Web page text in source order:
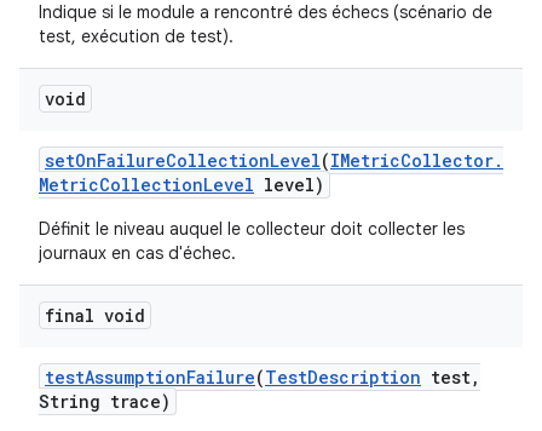
Indique si le module a rencontré des échecs (scénario de
test, exécution de test).
void
setOnFailureCollectionLevel(IMetricCollector.
MetricCollectionLevel level)
Définit le niveau auquel le collecteur doit collecter les
journaux en cas d'échec.
final void
testAssumptionFailure(TestDescription test,
String trace)